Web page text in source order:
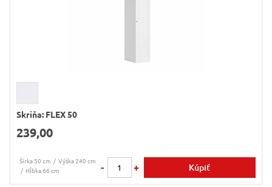
Skriňa: FLEX 50
239,00
Šírka 50 cm
Výška 240 cm
Hĺbka 66 cm
- + Kúpiť